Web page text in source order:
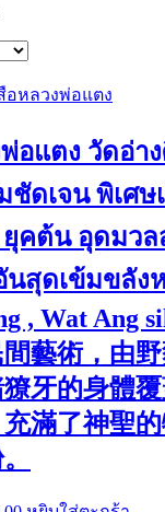
Sorted
latest
พ่อแตง วัดอ่า
ชัดเจน พิเศษ
คต้น อุดมวล
สุดเข้มขลัง
, Wat Ang
藝術，由
牙的身體
滿了神聖
Current